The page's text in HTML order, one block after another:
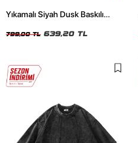
Yıkamalı Siyah Dusk Baskılı
799,00 TL 639,20 TL